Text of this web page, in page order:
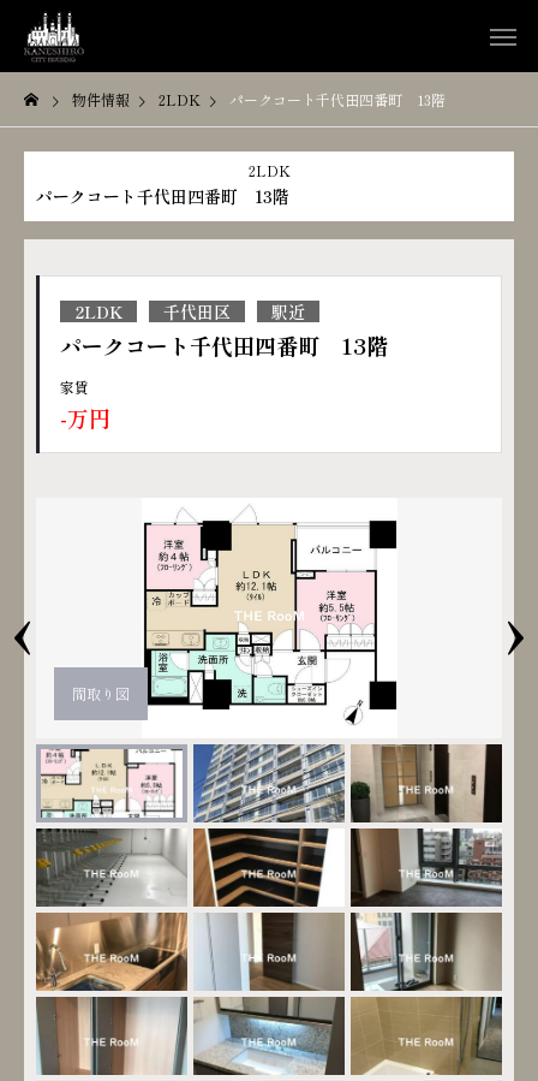
物件情報 2LDK パークコート千代田四番町 13階
2LDK
パークコート千代田四番町 13階
2LDK 千代田区 駅近
パークコート千代田四番町 13階
家賃
-万円
間取り図
‹ ›